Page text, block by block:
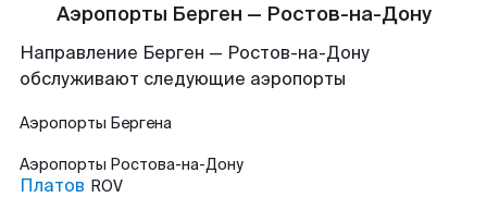
Аэропорты Берген — Ростов-на-Дону
Направление Берген — Ростов-на-Дону
обслуживают следующие аэропорты
Аэропорты Бергена
Аэропорты Ростова-на-Дону
Платов ROV